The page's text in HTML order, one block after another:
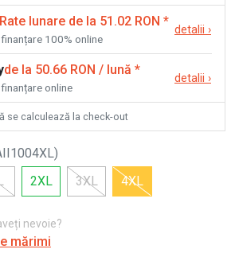
Rate lunare de la 51.02 RON *
finanțare 100% online
detalii ›
de la 50.66 RON / lună *
online
detalii ›
se calculează la check-out
)
2XL 3XL 4XL
nevoie?
mărimi